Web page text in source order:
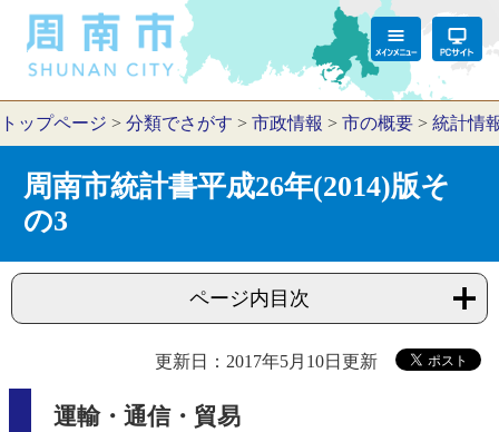
トップページ > 分類でさがす > 市政情報 > 市の概要 > 統計情
周南市統計書平成26年(2014)版そ
の3
ページ内目次
更新日：2017年5月10日更新
運輸・通信・貿易